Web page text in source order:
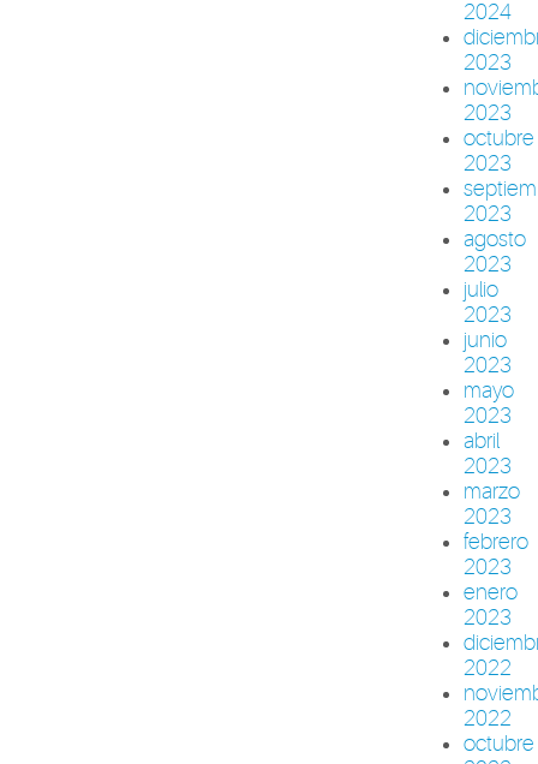
2024
2023
2023
octubre
2023
2023
agosto
2023
julio
2023
junio
2023
mayo
2023
abril
2023
marzo
2023
febrero
2023
enero
2023
2022
2022
octubre